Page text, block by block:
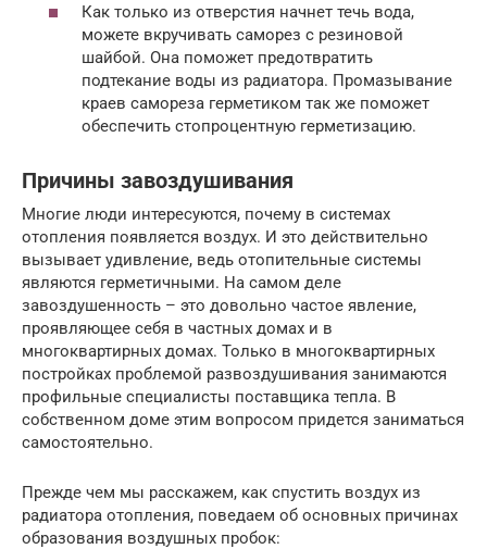
Как только из отверстия начнет течь вода,
можете вкручивать саморез с резиновой
шайбой. Она поможет предотвратить
подтекание воды из радиатора. Промазывание
краев самореза герметиком так же поможет
обеспечить стопроцентную герметизацию.
Причины завоздушивания
Многие люди интересуются, почему в системах
отопления появляется воздух. И это действительно
вызывает удивление, ведь отопительные системы
являются герметичными. На самом деле
завоздушенность – это довольно частое явление,
проявляющее себя в частных домах и в
многоквартирных домах. Только в многоквартирных
постройках проблемой развоздушивания занимаются
профильные специалисты поставщика тепла. В
собственном доме этим вопросом придется заниматься
самостоятельно.
Прежде чем мы расскажем, как спустить воздух из
радиатора отопления, поведаем об основных причинах
образования воздушных пробок: